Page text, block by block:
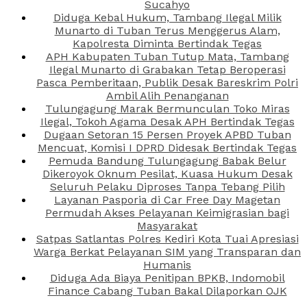
Sucahyo
Diduga Kebal Hukum, Tambang Ilegal Milik
Munarto di Tuban Terus Menggerus Alam,
Kapolresta Diminta Bertindak Tegas
APH Kabupaten Tuban Tutup Mata, Tambang
Ilegal Munarto di Grabakan Tetap Beroperasi
Pasca Pemberitaan, Publik Desak Bareskrim Polri
Ambil Alih Penanganan
Tulungagung Marak Bermunculan Toko Miras
Ilegal, Tokoh Agama Desak APH Bertindak Tegas
Dugaan Setoran 15 Persen Proyek APBD Tuban
Mencuat, Komisi I DPRD Didesak Bertindak Tegas
Pemuda Bandung Tulungagung Babak Belur
Dikeroyok Oknum Pesilat, Kuasa Hukum Desak
Seluruh Pelaku Diproses Tanpa Tebang Pilih
Layanan Pasporia di Car Free Day Magetan
Permudah Akses Pelayanan Keimigrasian bagi
Masyarakat
Satpas Satlantas Polres Kediri Kota Tuai Apresiasi
Warga Berkat Pelayanan SIM yang Transparan dan
Humanis
Diduga Ada Biaya Penitipan BPKB, Indomobil
Finance Cabang Tuban Bakal Dilaporkan OJK